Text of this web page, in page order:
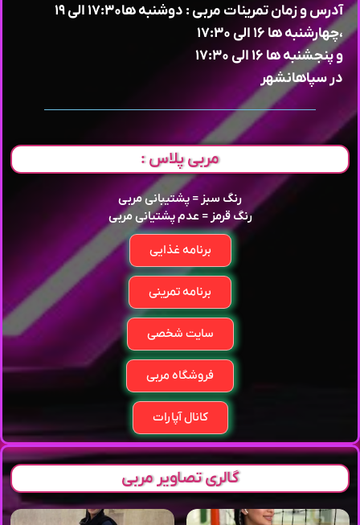
آدرس و زمان تمرینات مربی : دوشنبه ها۱۷:۳۰ الی ۱۹
،چهارشنبه ها ۱۶ الی ۱۷:۳۰
و‌ پنجشنبه ها ۱۶ الی ۱۷:۳۰
در سپاهانشهر
مربی پلاس :
رنگ سبز = پشتیبانی مربی
رنگ قرمز = عدم پشتیانی مربی
برنامه غذایی
برنامه تمرینی
سایت شخصی
فروشگاه مربی
کانال آپارات
گالری تصاویر مربی